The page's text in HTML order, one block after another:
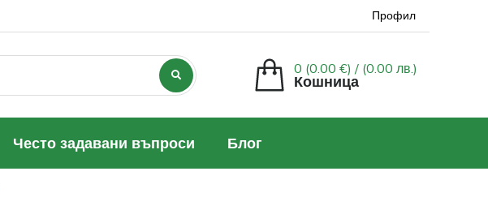
Профил
Кошница
0 (0.00 €) / (0.00 лв.)
Често задавани въпроси Блог